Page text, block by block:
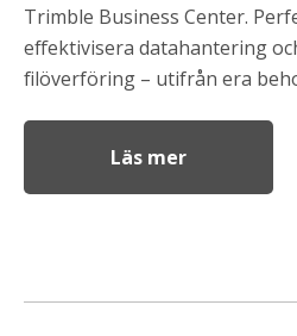
Trimble Business Center.
effektivisera datahantering
filöverföring – utifrån era
Läs mer